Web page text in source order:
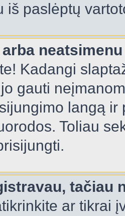
iš paslėptų
Kadangi
gauti
langą
Toliau
tačiau
ar tikrai